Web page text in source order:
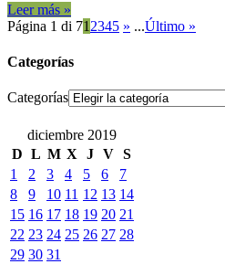
Leer más »
Página 1 di 71 2345 » ...Último »
Categorías
Categorías
diciembre 2019
D L M X J V S
1
2 3 4 5 6
7
8
9 10 11 12 13 14
15 16 17 18 19 20 21
22 23 24 25 26 27 28
29 30 31